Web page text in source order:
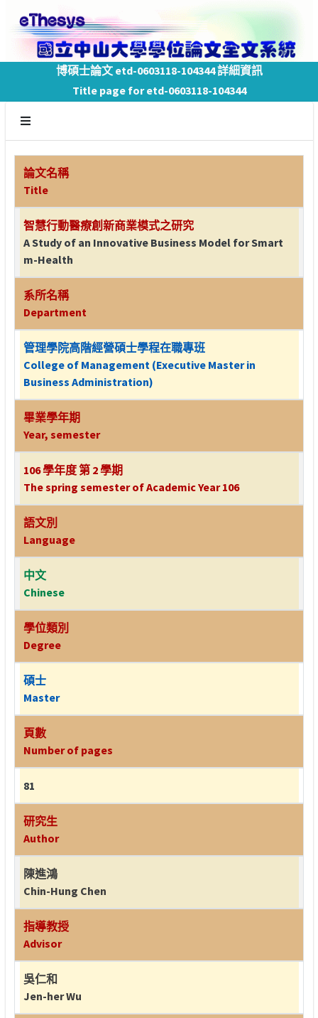
博碩士論文 etd-0603118-104344 詳細資訊
Title page for etd-0603118-104344
論文名稱
Title
智慧行動醫療創新商業模式之研究
A Study of an Innovative Business Model for Smart
m-Health
系所名稱
Department
管理學院高階經營碩士學程在職專班
College of Management (Executive Master in
Business Administration)
畢業學年期
Year, semester
106 學年度 第 2 學期
The spring semester of Academic Year 106
語文別
Language
中文
Chinese
學位類別
Degree
碩士
Master
頁數
Number of pages
81
研究生
Author
陳進鴻
Chin-Hung Chen
指導教授
Advisor
吳仁和
Jen-her Wu